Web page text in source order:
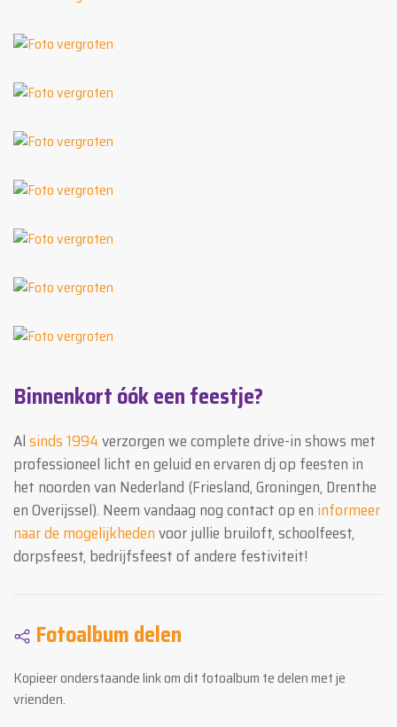
Binnenkort óók een feestje?
Alsinds 1994verzorgen we complete drive-in shows met
professioneel licht en geluid en ervaren dj op feesten in
het noorden van Nederland (Friesland, Groningen, Drenthe
en Overijssel). Neem vandaag nog contact op en informeer
naar de mogelijkhedenvoor jullie bruiloft, schoolfeest,
dorpsfeest, bedrijfsfeest of andere festiviteit!
Fotoalbum delen
Kopieer onderstaande link om dit fotoalbum te delen met je
vrienden.